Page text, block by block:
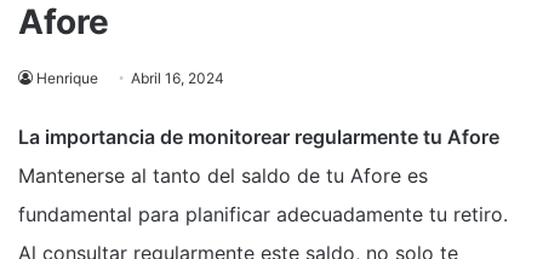
Afore
Henrique Abril 16, 2024
La importancia de monitorear regularmente tu Afore
Mantenerse al tanto del saldo de tu Afore es
fundamental para planificar adecuadamente tu retiro.
Al consultar regularmente este saldo, no solo te